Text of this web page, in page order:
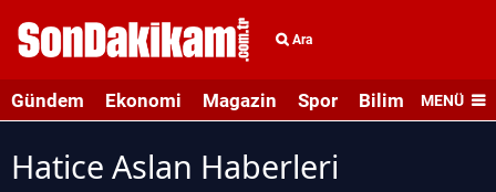
Ara
Gündem Ekonomi Magazin Spor Bilim veMENÜ
Hatice Aslan Haberleri